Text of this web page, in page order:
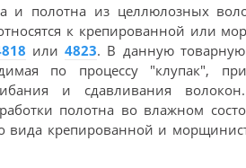
и полотна из целлюлозных
к крепированной или
или4823. В данную
по процессу "клупак",
и сдавливания
полотна во влажном
вида крепированной и